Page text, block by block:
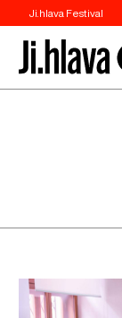
Ji.hlava Festival